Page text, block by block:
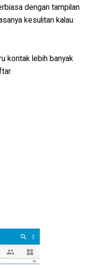
dengan tampilan
kesulitan kalau
kontak lebih banyak